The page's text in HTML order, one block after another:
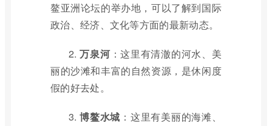
鳌亚洲论坛的举办地，可以了解到国际
政治、经济、文化等方面的最新动态。
2.万泉河：这里有清澈的河水、美
丽的沙滩和丰富的自然资源，是休闲度
假的好去处。
3.博鳌水城 ：这里有美丽的海滩、